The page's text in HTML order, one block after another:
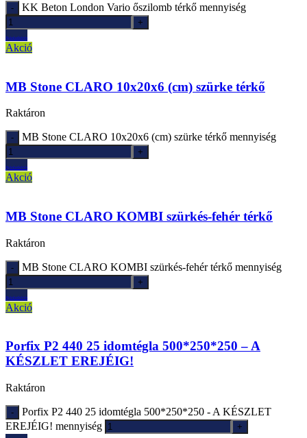
KK Beton London Vario őszilomb térkő mennyiség
Ajánlatkérés
Akció
MB Stone CLARO 10x20x6 (cm) szürke térkő
Raktáron
MB Stone CLARO 10x20x6 (cm) szürke térkő mennyiség
Ajánlatkérés
Akció
MB Stone CLARO KOMBI szürkés-fehér térkő
Raktáron
MB Stone CLARO KOMBI szürkés-fehér térkő mennyiség
Ajánlatkérés
Akció
Porfix P2 440 25 idomtégla 500*250*250 – A
KÉSZLET EREJÉIG!
Raktáron
Porfix P2 440 25 idomtégla 500*250*250 - A KÉSZLET
EREJÉIG! mennyiség